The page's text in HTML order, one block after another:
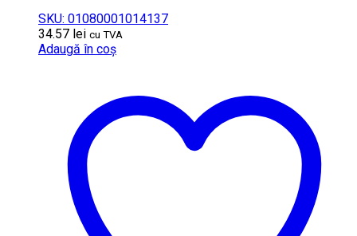
SKU: 01080001014137
34.57 lei cu TVA
Adaugă în coș